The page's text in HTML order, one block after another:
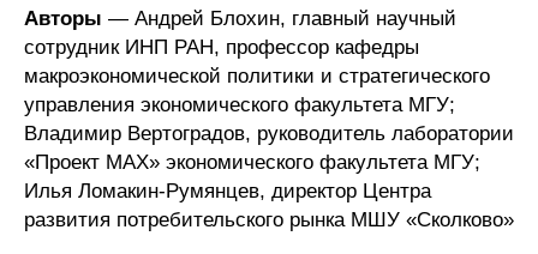
Авторы — Андрей Блохин, главный научный
сотрудник ИНП РАН, профессор кафедры
макроэкономической политики и стратегического
управления экономического факультета МГУ;
Владимир Вертоградов, руководитель лаборатории
«Проект МАХ» экономического факультета МГУ;
Илья Ломакин-Румянцев, директор Центра
развития потребительского рынка МШУ «Сколково»